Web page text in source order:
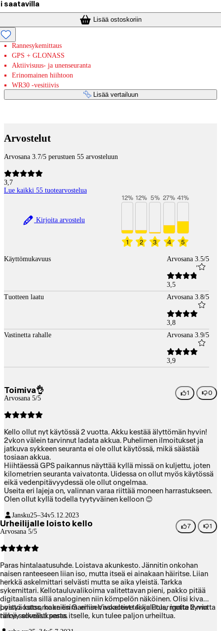
saatavilla
Lisää ostoskoriin
Rannesykemittaus
GPS + GLONASS
Aktiivisuus- ja unenseuranta
Erinomainen hiihtoon
WR30 -vesitiivis
Lisää vertailuun
Arvostelut
Arvosana 3.7/5 perustuen 55 arvosteluun
3,7
Lue kaikki 55 tuotearvostelua
Kirjoita arvostelu
1
12%
2
12%
3
5%
4
27%
5
41%
Käyttömukavuus Arvosana 3.5/5
3,5
Tuotteen laatu
Arvosana 3.8/5
3,8
Vastinetta rahalle
Arvosana 3.9/5
3,9
Toimiva👌
Arvosana 5/5
1 0
Kello ollut nyt käytössä 2 vuotta. Akku kestää älyttömän hyvin!
2vkon välein tarvinnut ladata akkua. Puhelimen ilmoitukset ja
jatkuva sykkeen seuranta ei ole ollut käytössä, mikä säästää
tosiaan akkua.
Hiihtäessä GPS paikannus näyttää kyllä missä on kuljettu, joten
kilometrien seuranta vaivatonta. Uidessa on ollut myös käytössä
eikä vedenpitävyydessä ole ollut ongelmaa.
Useita eri lajeja on, valinnan varaa riittää moneen harrastukseen.
Olen ollut kyllä todella tyytyväinen kelloon 😊
Jansku25–34v5.12.2023
Urheilijalle loisto kello
Arvosana 5/5
7 1
Paras hintalaatusuhde. Loistava akunkesto. Jännitin onkohan
naisen ranteeseen liian iso, mutta itseä ei ainakaan häiritse. Liian
herkkä askelmittari selvästi mutta se aika yleistä. Tarkka
sykemittari. Kellotauluvalikoima valitettavan pieni, pakko pitää
digitaalista sillä analoginen niin kömpelön näköinen. Olisi kiva
pystyä katsomaan esim. eilisen askeleet tai kulutus, mutta hyvin
näkyy sovelluksesta.
Loisto ostos, kokeilin Garmin Vivoactive 4s ja Polar ignite 2 mutta
tämä selkeästi paras itselle, kun tulee paljon urheiltua.